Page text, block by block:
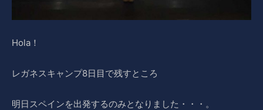
Hola！
レガネスキャンプ8日目で残すところ
明日スペインを出発するのみとなりました・・・。